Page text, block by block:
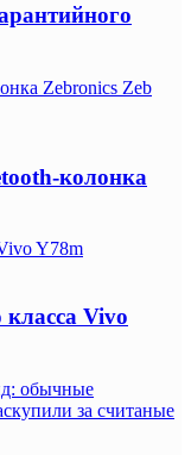
Zebronics Zeb
колонка
Y78m
класса Vivo
обычные
за считаные